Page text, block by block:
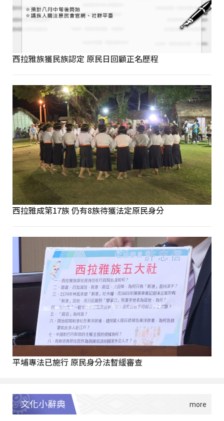
西拉雅族獲民族認定 原民日回顧正名歷程
西拉雅成第17族 仍有8族待獲法定原民身分
平埔專法已施行 原民身分法暫緩審查
文化小辭典